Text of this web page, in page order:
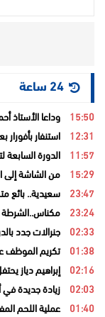
15:50 وداعا الأستاذ
12:31 استنفار بأفورار بعد انفجار داخل
11:57 الدورة
15:29 من الشاشة إلى
23:47 سعيدية.. بائع
23:24 مكناس..الشرطة
02:33 جنرالات جدد
01:38 تكريم الموظف
02:16 إبراهيم دياز
02:03 زيادة جديدة في
01:40 عملية اللحم